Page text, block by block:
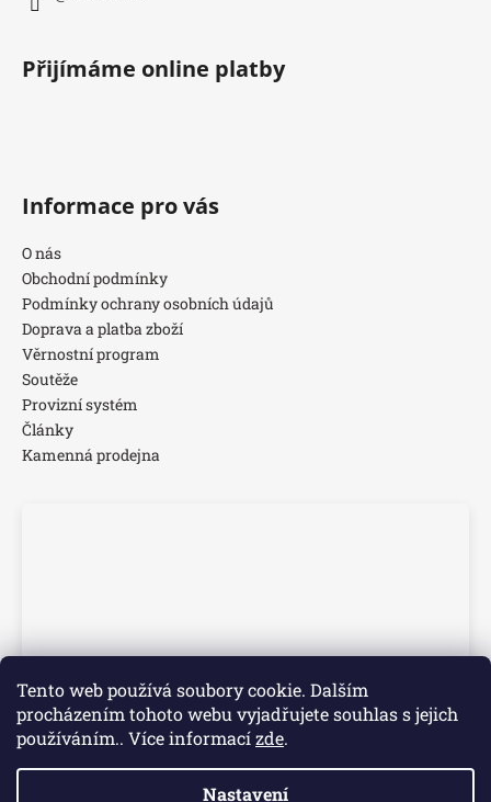
Tento web používá soubory cookie. Dalším
procházením tohoto webu vyjadřujete souhlas s jejich
používáním.. Více informacízde.
Nastavení
Přijímáme online platby
Informace pro vás
O nás
Obchodní podmínky
Podmínky ochrany osobních údajů
Doprava a platba zboží
Věrnostní program
Soutěže
Provizní systém
Články
Kamenná prodejna